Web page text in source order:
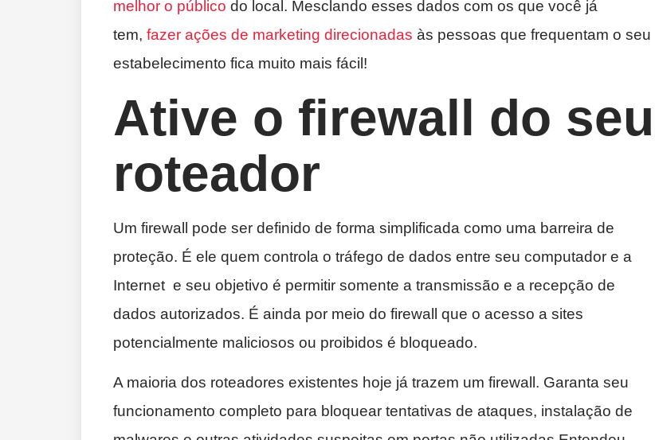
melhor o público do local. Mesclando esses dados com os que você já
tem, fazer ações de marketing direcionadas às pessoas que frequentam o seu
estabelecimento fica muito mais fácil!
Ative o firewall do seu
roteador
Um firewall pode ser definido de forma simplificada como uma barreira de
proteção. É ele quem controla o tráfego de dados entre seu computador e a
Internet e seu objetivo é permitir somente a transmissão e a recepção de
dados autorizados. É ainda por meio do firewall que o acesso a sites
potencialmente maliciosos ou proibidos é bloqueado.
A maioria dos roteadores existentes hoje já trazem um firewall. Garanta seu
funcionamento completo para bloquear tentativas de ataques, instalação de